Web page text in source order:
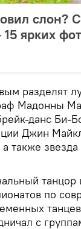
слон?
ярких
разделят
Мадонны
данс Би-
Джин
также
танцор
по
с